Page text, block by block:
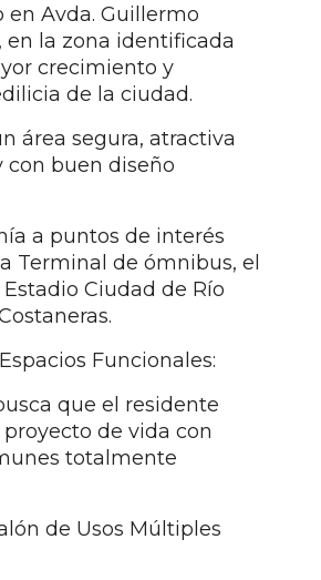
en Avda. Guillermo
en la zona identificada
crecimiento y
de la ciudad.
área segura, atractiva
con buen diseño
a puntos de interés
Terminal de ómnibus, el
Ciudad de Río
Funcionales:
que el residente
de vida con
totalmente
de Usos Múltiples